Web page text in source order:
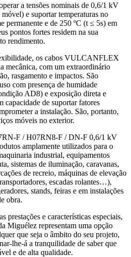
a tensões nominais de 0,6/1 kV
e suportar temperaturas no
permanente e de 250 ºC (t ≤ 5s) em
pontos fortes residem na sua
rendimento.
os cabos VULCANFLEX
mecânica, com um extraordinário
rasgamento e impactos. São
com presença de humidade
AD8) e exposição direta e
capacidade de suportar fatores
a instalação. São, portanto,
móveis no exterior.
F / H07RN8-F / DN-F 0,6/1 kV
amplamente utilizados para o
industrial, equipamentos
sistemas de iluminação, caravanas,
de recreio, máquinas de elevação
escadas rolantes…),
stands, feiras e em instalações
obra.
prestações e características especiais,
representam uma opção
que seja o âmbito do seu projeto,
lhe-á a tranquilidade de saber que
e de alta qualidade.